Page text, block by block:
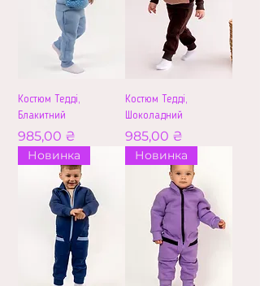
Костюм Тедді,
Блакитний
Ціна
985,00 ₴
Костюм Тедді,
Шоколадний
Ціна
985,00 ₴
Новинка Новинка